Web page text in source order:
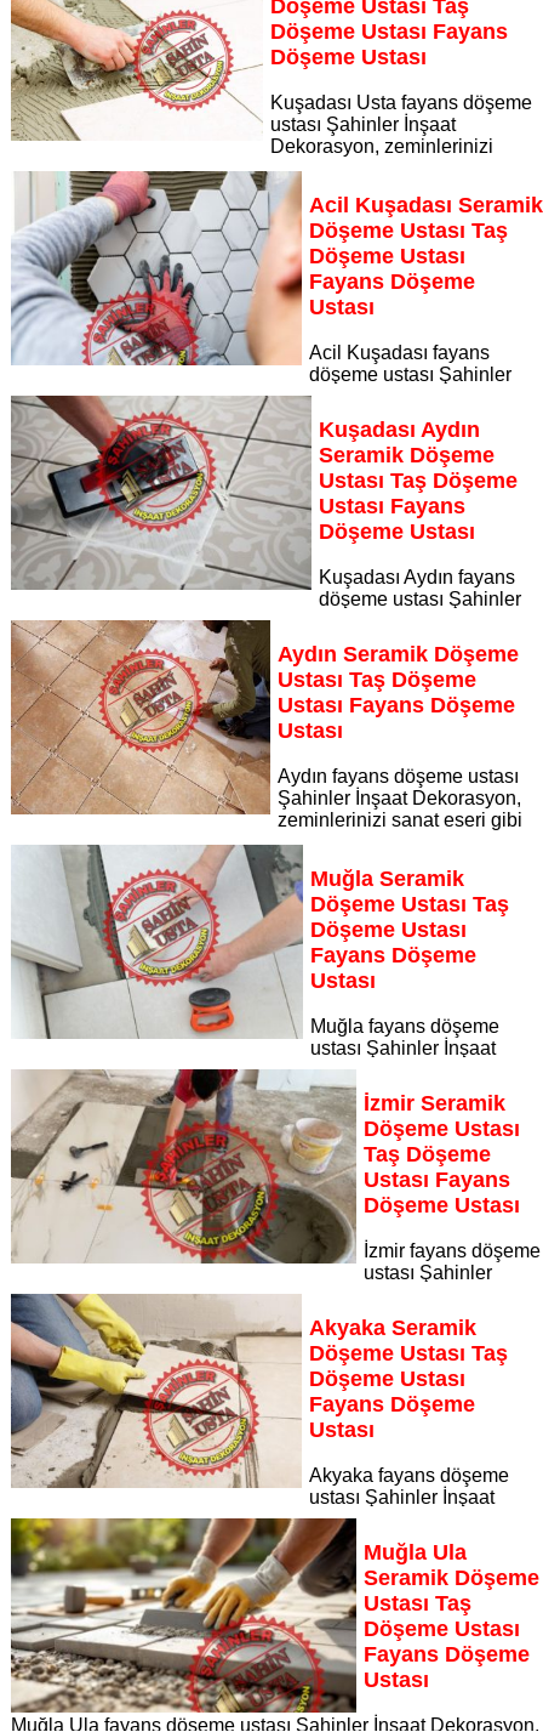
Sayfaya Git
Döşeme Ustası Taş
Döşeme Ustası Fayans
Döşeme Ustası
Kuşadası Usta fayans döşeme
ustası Şahinler İnşaat
Dekorasyon, zeminlerinizi
sanat eseri gibi işleyen uzman kadrosuyla Kuşadası Usta
bölgesine özel hizmet sunuyor
Sayfaya Git
Acil Kuşadası Seramik
Döşeme Ustası Taş
Döşeme Ustası
Fayans Döşeme
Ustası
Acil Kuşadası fayans
döşeme ustası Şahinler
İnşaat Dekorasyon, zeminlerinizi sanat eseri gibi işleyen
uzman kadrosuyla Acil Kuşadası bölgesine özel hizmet
sunuyor
Sayfaya Git
Kuşadası Aydın
Seramik Döşeme
Ustası Taş Döşeme
Ustası Fayans
Döşeme Ustası
Kuşadası Aydın fayans
döşeme ustası Şahinler
İnşaat Dekorasyon, zeminlerinizi sanat eseri gibi işleyen
uzman kadrosuyla Kuşadası Aydın bölgesine özel hizmet
sunuyor
Sayfaya Git
Aydın Seramik Döşeme
Ustası Taş Döşeme
Ustası Fayans Döşeme
Ustası
Aydın fayans döşeme ustası
Şahinler İnşaat Dekorasyon,
zeminlerinizi sanat eseri gibi
işleyen uzman kadrosuyla Aydın bölgesine özel hizmet
sunuyor Aydın seramik döşeme ustası taş döşeme ustası
fayans döşeme ustası
Sayfaya Git
Muğla Seramik
Döşeme Ustası Taş
Döşeme Ustası
Fayans Döşeme
Ustası
Muğla fayans döşeme
ustası Şahinler İnşaat
Dekorasyon, zeminlerinizi sanat eseri gibi işleyen uzman
kadrosuyla Muğla bölgesine özel hizmet sunuyor Muğla
seramik döşeme ustası taş döşeme ustası fayans döşeme
ustası
Sayfaya Git
İzmir Seramik
Döşeme Ustası
Taş Döşeme
Ustası Fayans
Döşeme Ustası
İzmir fayans döşeme
ustası Şahinler
İnşaat Dekorasyon, zeminlerinizi sanat eseri gibi işleyen
uzman kadrosuyla İzmir bölgesine özel hizmet sunuyor İzmir
seramik döşeme ustası taş döşeme ustası fayans döşeme
ustası
Sayfaya Git
Akyaka Seramik
Döşeme Ustası Taş
Döşeme Ustası
Fayans Döşeme
Ustası
Akyaka fayans döşeme
ustası Şahinler İnşaat
Dekorasyon, zeminlerinizi sanat eseri gibi işleyen uzman
kadrosuyla Akyaka bölgesine özel hizmet sunuyor Akyaka
seramik döşeme ustası taş döşeme ustası fayans döşeme
ustası
Sayfaya Git
Muğla Ula
Seramik Döşeme
Ustası Taş
Döşeme Ustası
Fayans Döşeme
Ustası
Muğla Ula fayans döşeme ustası Şahinler İnşaat Dekorasyon,